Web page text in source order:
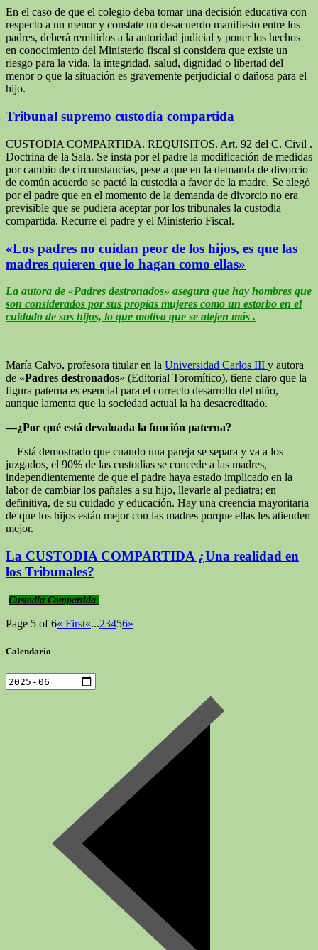
En el caso de que el colegio deba tomar una decisión educativa con
respecto a un menor y constate un desacuerdo manifiesto entre los
padres, deberá remitirlos a la autoridad judicial y poner los hechos
en conocimiento del Ministerio fiscal si considera que existe un
riesgo para la vida, la integridad, salud, dignidad o libertad del
menor o que la situación es gravemente perjudicial o dañosa para el
hijo.
Tribunal supremo custodia compartida
CUSTODIA COMPARTIDA. REQUISITOS. Art. 92 del C. Civil .
Doctrina de la Sala. Se insta por el padre la modificación de medidas
por cambio de circunstancias, pese a que en la demanda de divorcio
de común acuerdo se pactó la custodia a favor de la madre. Se alegó
por el padre que en el momento de la demanda de divorcio no era
previsible que se pudiera aceptar por los tribunales la custodia
compartida. Recurre el padre y el Ministerio Fiscal.
«Los padres no cuidan peor de los hijos, es que las
madres quieren que lo hagan como ellas»
La autora de «Padres destronados» asegura que hay hombres que
son considerados por sus propias mujeres como un estorbo en el
cuidado de sus hijos, lo que motiva que se alejen más .
María Calvo, profesora titular en la Universidad Carlos III y autora
de «Padres destronados» (Editorial Toromítico), tiene claro que la
figura paterna es esencial para el correcto desarrollo del niño,
aunque lamenta que la sociedad actual la ha desacreditado.
—¿Por qué está devaluada la función paterna?
—Está demostrado que cuando una pareja se separa y va a los
juzgados, el 90% de las custodias se concede a las madres,
independientemente de que el padre haya estado implicado en la
labor de cambiar los pañales a su hijo, llevarle al pediatra; en
definitiva, de su cuidado y educación. Hay una creencia mayoritaria
de que los hijos están mejor con las madres porque ellas les atienden
mejor.
La CUSTODIA COMPARTIDA ¿Una realidad en
Custodia Compartida
Page 5 of 6« First«...23456»
Calendario